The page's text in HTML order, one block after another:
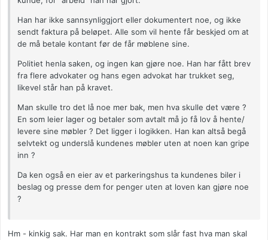
Han har ikke sannsynliggjort eller dokumentert noe, og ikke
sendt faktura på beløpet. Alle som vil hente får beskjed om at
de må betale kontant før de får møblene sine.
Politiet henla saken, og ingen kan gjøre noe. Han har fått brev
fra flere advokater og hans egen advokat har trukket seg,
likevel står han på kravet.
Man skulle tro det lå noe mer bak, men hva skulle det være ?
En som leier lager og betaler som avtalt må jo få lov å hente/
levere sine møbler ? Det ligger i logikken. Han kan altså begå
selvtekt og underslå kundenes møbler uten at noen kan gripe
inn ?
Da ken også en eier av et parkeringshus ta kundenes biler i
beslag og presse dem for penger uten at loven kan gjøre noe
?
Hm - kinkig sak. Har man en kontrakt som slår fast hva man skal